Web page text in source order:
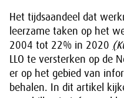
Het tijdsaandeel dat
leerzame taken op het
2004 tot 22% in 2020 (
LLO te versterken op de
er op het gebied van
behalen. In dit artikel